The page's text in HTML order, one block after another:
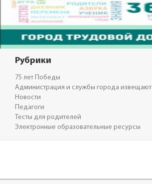
Рубрики
75 лет Победы
Администрация и службы города извещают
Новости
Педагоги
Тесты для родителей
Электронные образовательные ресурсы